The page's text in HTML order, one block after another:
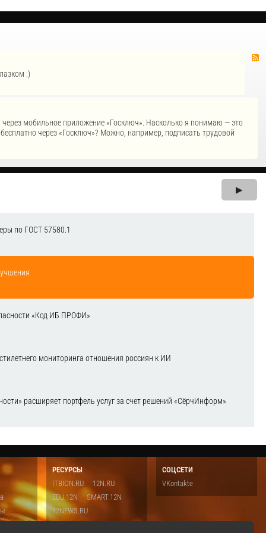
:)
мобильное приложение «Госключ». Насколько я понимаю — это
через «Госключ»? Можно, например, подписать трудовой
▶
по ГОСТ 57580.1
«Код ИБ ПРОФИ»
мониторинга отношения россиян к ИИ
расширяет портфель услуг за счет решений «СёрчИнформ»
Топ
РЕСУРСЫ
ITBION.RU
12N.RU
EDU.12N
SMART.12N
12NEWS.RU
СОЦСЕТИ
VKontakte